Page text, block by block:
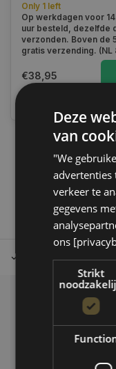
Only 1 left
Op werkdagen voor
uur besteld, dezelfde
verzonden. Boven de
gratis verzending. (NL
€38,95
Tot 30 dagen retour
Klantenservice
Veelgestelde
06-39119169
Deze
van
"We
advertenties
verkeer te
gegevens
ons
Strikt